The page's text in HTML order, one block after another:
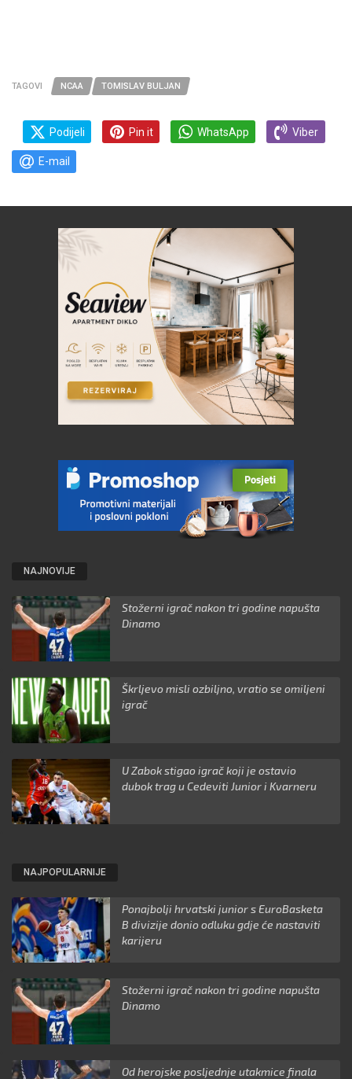
TAGOVI NCAA TOMISLAV BULJAN
Podijeli Pin it WhatsApp Viber
E-mail
NAJNOVIJE
Stožerni igrač nakon tri godine napušta
Dinamo
Škrljevo misli ozbiljno, vratio se omiljeni
igrač
U Zabok stigao igrač koji je ostavio
dubok trag u Cedeviti Junior i Kvarneru
NAJPOPULARNIJE
Ponajbolji hrvatski junior s EuroBasketa
B divizije donio odluku gdje će nastaviti
karijeru
Stožerni igrač nakon tri godine napušta
Dinamo
Od herojske posljednje utakmice finala